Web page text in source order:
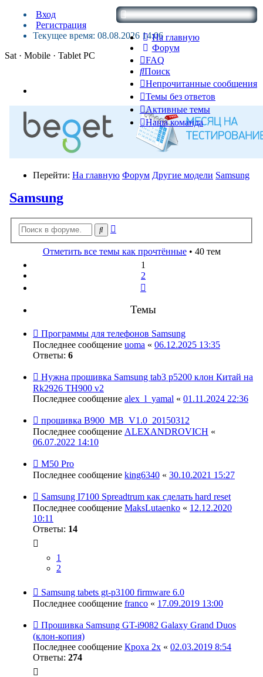
На главную
Форум
FAQ
Поиск
Непрочитанные сообщения
Темы без ответов
Активные темы
Наша команда
Вход
Регистрация
Текущее время: 08.08.2026 14:06
Sat · Mobile · Tablet PC
Перейти: На главную Форум Другие модели Samsung
Samsung
Поиск
Отметить все темы как прочтённые• 40 тем
1
2
Темы
Программы для телефонов Samsung
Последнее сообщение uoma « 06.12.2025 13:35
Ответы: 6
Нужна прошивка Samsung tab3 p5200 клон Китай на
Rk2926 TH900 v2
Последнее сообщение alex_l_yamal « 01.11.2024 22:36
прошивка B900_MB_V1.0_20150312
Последнее сообщение ALEXANDROVICH «
06.07.2022 14:10
M50 Pro
Последнее сообщение king6340 « 30.10.2021 15:27
Samsung I7100 Spreadtrum как сделать hard reset
Последнее сообщение MaksLutaenko « 12.12.2020
10:11
Ответы: 14
1
2
Samsung tabets gt-p3100 firmware 6.0
Последнее сообщение franco « 17.09.2019 13:00
Прошивка Samsung GT-i9082 Galaxy Grand Duos
(клон-копия)
Последнее сообщение Кроха 2х « 02.03.2019 8:54
Ответы: 274